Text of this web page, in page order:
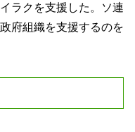
ラクを支援した。ソ連
府組織を支援するのを